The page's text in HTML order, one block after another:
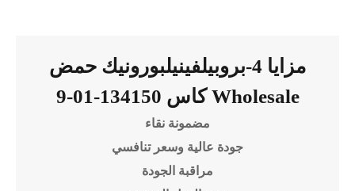
مزايا 4-بروبيلفينيلبورونيك حمض
كاس 134150-01-9 Wholesale
مضمونة نقاء
جودة عالية وسعر تنافسي
مراقبة الجودة